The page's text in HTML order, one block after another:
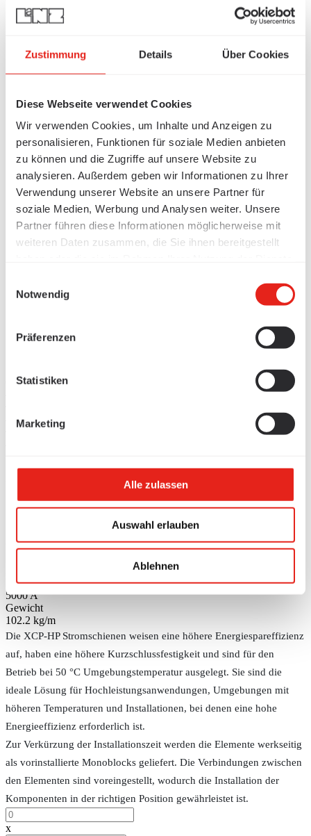
Zustimmung Details Über Cookies
Diese Webseite verwendet Cookies
Wir verwenden Cookies, um Inhalte und Anzeigen zu
personalisieren, Funktionen für soziale Medien anbieten
zu können und die Zugriffe auf unsere Website zu
analysieren. Außerdem geben wir Informationen zu Ihrer
Verwendung unserer Website an unsere Partner für
soziale Medien, Werbung und Analysen weiter. Unsere
Partner führen diese Informationen möglicherweise mit
weiteren Daten zusammen, die Sie ihnen bereitgestellt
Notwendig
Präferenzen
Statistiken
Marketing
Alle zulassen
Auswahl erlauben
Ablehnen
XCP-HP Transport-
Stromschienen Al - 5000A
Grösse auswählen XCP-HP Transport-Stromschienen Al - 5000A
Bemessungsstrom
5000 A
Gewicht
102.2 kg/m
Die XCP-HP Stromschienen weisen eine höhere Energiespareffizienz
auf, haben eine höhere Kurzschlussfestigkeit und sind für den
Betrieb bei 50 °C Umgebungstemperatur ausgelegt. Sie sind die
ideale Lösung für Hochleistungsanwendungen, Umgebungen mit
höheren Temperaturen und Installationen, bei denen eine hohe
Energieeffizienz erforderlich ist.
Zur Verkürzung der Installationszeit werden die Elemente werkseitig
als vorinstallierte Monoblocks geliefert. Die Verbindungen zwischen
den Elementen sind voreingestellt, wodurch die Installation der
Komponenten in der richtigen Position gewährleistet ist.
x